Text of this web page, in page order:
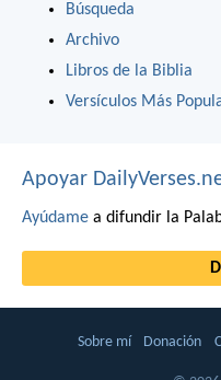
Búsqueda
Archivo
Libros de la Biblia
Versículos Más
Apoyar
Ayúdame a difundir la
Sobre mí Donación